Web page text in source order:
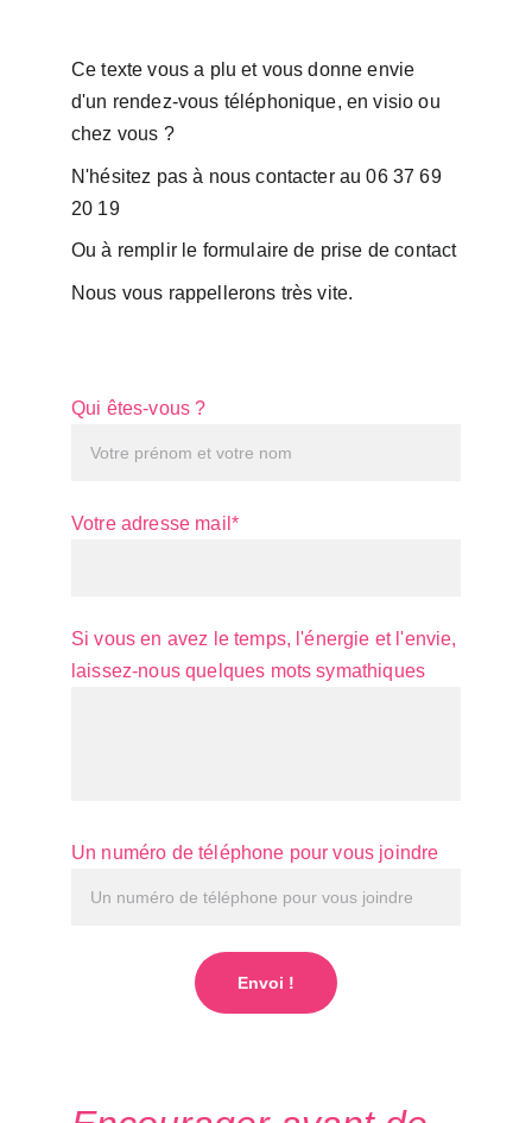
Qui êtes-vous ?
Votre adresse mail*
Si vous en avez le temps, l'énergie et l'envie,
laissez-nous quelques mots symathiques
Un numéro de téléphone pour vous joindre
Envoi !
Ce texte vous a plu et vous donne envie
d'un rendez-vous téléphonique, en visio ou
chez vous ?
N'hésitez pas à nous contacter au 06 37 69
20 19
Ou à remplir le formulaire de prise de contact
Nous vous rappellerons très vite.